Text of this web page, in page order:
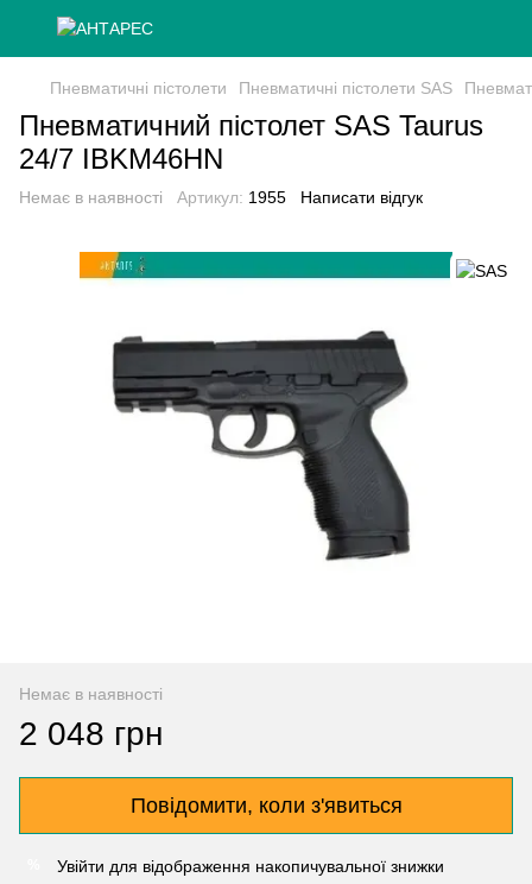
Пневматичні пістолети Пневматичні пістолети SAS
Пневматичний пістолет SAS Taurus
24/7 IBKM46HN
Немає в наявності Артикул: 1955 Написати відгук
Немає в наявності
2 048 грн
Повідомити, коли з'явиться
Увійти для відображення накопичувальної знижки